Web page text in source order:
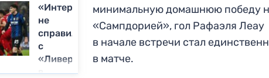
«Интер»
не
справился
с
«Ливерпулем»
в
минимальную домашнюю победу
«Сампдорией», гол Рафаэля Леау
в начале встречи стал
в матче.